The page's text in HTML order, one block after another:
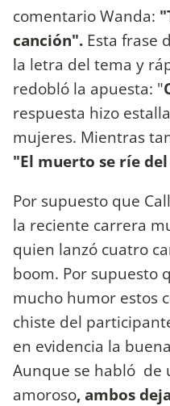
comentario Wanda:
canción". Esta frase
la letra del tema y
redobló la apuesta: "
respuesta hizo
mujeres. Mientras
"El muerto se ríe
Por supuesto que
la reciente carrera
quien lanzó cuatro
boom. Por supuesto
mucho humor estos
chiste del
en evidencia la
Aunque se habló de
amoroso, ambos